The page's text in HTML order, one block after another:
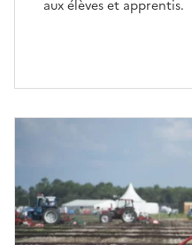
aux élèves et apprentis.